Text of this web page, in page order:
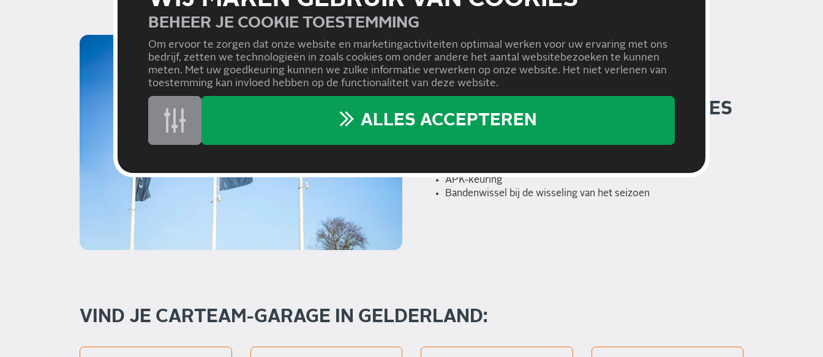
VEELVOORKOMENDE REPARATIES
APK-keuring
Bandenwissel bij de wisseling van het seizoen
VIND JE CARTEAM-GARAGE IN GELDERLAND:
BEHEER JE COOKIE TOESTEMMING
Om ervoor te zorgen dat onze website en marketingactiviteiten optimaal werken voor uw ervaring met ons
bedrijf, zetten we technologieën in zoals cookies om onder andere het aantal websitebezoeken te kunnen
meten. Met uw goedkeuring kunnen we zulke informatie verwerken op onze website. Het niet verlenen van
toestemming kan invloed hebben op de functionaliteit van deze website.
ALLES ACCEPTEREN